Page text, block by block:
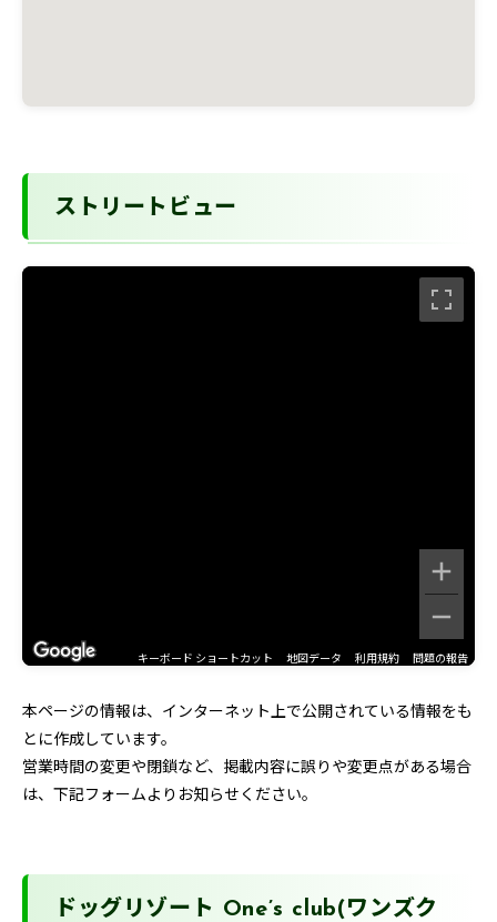
ストリートビュー
キーボード ショートカット 地図データ 利用規約 問題の報告
本ページの情報は、インターネット上で公開されている情報をも
とに作成しています。
営業時間の変更や閉鎖など、掲載内容に誤りや変更点がある場合
は、下記フォームよりお知らせください。
ドッグリゾート One’s club(ワンズク